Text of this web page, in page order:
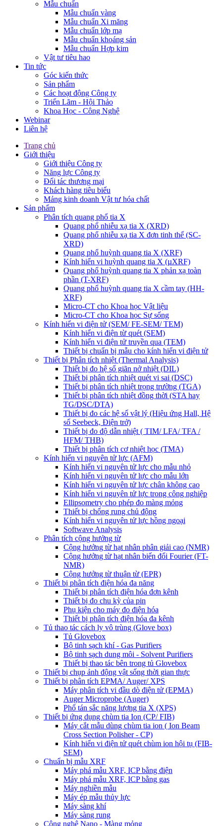
Mẫu chuẩn
Mẫu chuẩn vàng
Mẫu chuẩn Xi măng
Mẫu chuẩn lớp mạ
Mẫu chuẩn khoáng sản
Mẫu chuẩn Hợp kim
Vật tư tiêu hao
Tin tức
Góc kiến thức
Sản phẩm
Các hoạt động Công ty
Triển Lãm - Hội Thảo
Khoa Học - Công Nghệ
Webinar
Liên hệ
Trang chủ
Giới thiệu
Giới thiệu Công ty
Năng lực Công ty
Đối tác thương mại
Khách hàng tiêu biểu
Mảng kinh doanh Vật tư hóa chất
Sản phẩm
Phân tích quang phổ tia X
Quang phổ nhiễu xạ tia X (XRD)
Quang phổ nhiễu xạ tia X đơn tinh thể (SC-
XRD)
Quang phổ huỳnh quang tia X (XRF)
Kính hiển vi huỳnh quang tia X (µXRF)
Quang phổ huỳnh quang tia X phản xạ toàn
phần (T-XRF)
Quang phổ huỳnh quang tia X cầm tay (HH-
XRF)
Micro-CT cho Khoa học Vật liệu
Micro-CT cho Khoa học Sự sống
Kính hiển vi điện tử (SEM/ FE-SEM/ TEM)
Kính hiển vi điện từ quét (SEM)
Kính hiển vi điện tử truyền qua (TEM)
Thiết bị chuẩn bị mẫu cho kính hiển vi điện tử
Thiết bị Phân tích nhiệt (Thermal Analysis)
Thiết bị đo hệ số giãn nở nhiệt (DIL)
Thiết bị phân tích nhiệt quét vi sai (DSC)
Thiết bị phân tích nhiệt trọng trường (TGA)
Thiết bị phân tích nhiệt đồng thời (STA hay
TG/DSC/DTA)
Thiết bị đo các hệ số vật lý (Hiệu ứng Hall, Hệ
số Seebeck, Điện trở)
Thiết bị đo độ dẫn nhiệt ( TIM/ LFA/ TFA /
HFM/ THB)
Thiết bị phân tích cơ nhiệt học (TMA)
Kính hiển vi nguyên tử lực (AFM)
Kính hiển vi nguyên tử lực cho mẫu nhỏ
Kính hiển vi nguyên tử lực cho mẫu lớn
Kính hiển vi nguyên tử lực chân không cao
Kính hiển vi nguyên tử lực trong công nghiệp
Ellipsometry cho phép đo màng mỏng
Thiết bị chống rung chủ động
Kính hiển vi nguyên tử lực hồng ngoại
Softwave Analysis
Phân tích cộng hưởng từ
Cộng hưởng từ hạt nhân phân giải cao (NMR)
Cộng hưởng từ hạt nhân biến đổi Fourier (FT-
NMR)
Cộng hưởng từ thuận từ (EPR)
Thiết bị phân tích điện hóa đa năng
Thiết bị phân tích điện hóa đơn kênh
Thiết bị đo chu kỳ của pin
Phụ kiện cho máy đo điện hóa
Thiết bị phân tích điện hóa đa kênh
Tủ thao tác cách ly vô trùng (Glove box)
Tủ Glovebox
Bộ tinh sạch khí - Gas Purifiers
Bộ tinh sạch dung môi - Solvent Purifiers
Thiết bị thao tác bên trong tủ Glovebox
Thiết bị chụp ảnh động vật sống thời gian thực
Thiết bị phân tích EPMA/ Auger/ XPS
Máy phân tích vi đầu dò điện tử (EPMA)
Auger Microprobe (Auger)
Phổ tán sắc năng lượng tia X (XPS)
Thiết bị ứng dụng chùm tia Ion (CP/ FIB)
Máy cắt mẫu dùng chùm tia ion ( Ion Beam
Cross Section Polisher - CP)
Kính hiển vi điện tử quét chùm ion hội tụ (FIB-
SEM)
Chuẩn bị mẫu XRF
Máy phá mẫu XRF, ICP bằng điện
Máy phá mẫu XRF, ICP bằng gas
Máy nghiền mẫu
Máy ép mẫu thủy lực
Máy sàng khí
Máy sàng rung
Công nghệ Nano - Màng mỏng